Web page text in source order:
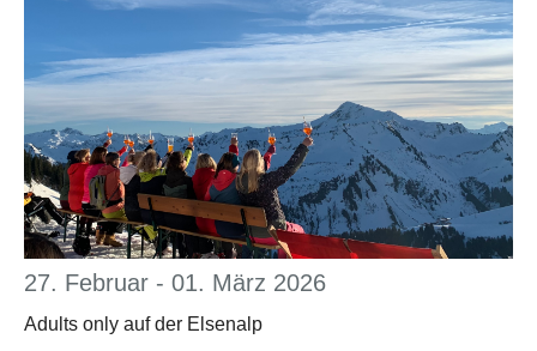
27. Februar - 01. März 2026
Adults only auf der Elsenalp